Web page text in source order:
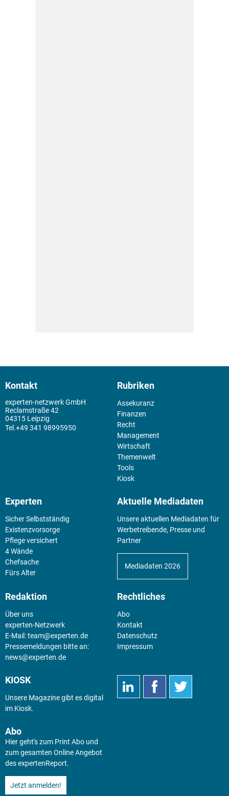
Kontakt
experten-netzwerk GmbH
Reclamstraße 42
04315 Leipzig
+49 341 98995950
Rubriken
Assekuranz
Finanzen
Recht
Management
Wirtschaft
Themenwelt
Tools
Kiosk
Experten
Sicher Selbstständig
Existenz­vorsorge
Pflege versichert
4 Wände
Chefsache
Fürs Alter
Aktuelle Mediadaten
Unsere aktuellen Mediadaten für
Werbetreibende, Presse und
Partner
Mediadaten 2026
Redaktion
Über uns
experten-Netzwerk
E-Mail:team@experten.de
Pressemeldungen bitte an:
news@experten.de
Rechtliches
Abo
Kontakt
Datenschutz
Impressum
KIOSK
Unsere Magazine gibt es digital
im Kiosk.
Abo
Hier geht's zum Print Abo und
zum gesamten Online Angebot
des expertenReport.
Jetzt anmelden!